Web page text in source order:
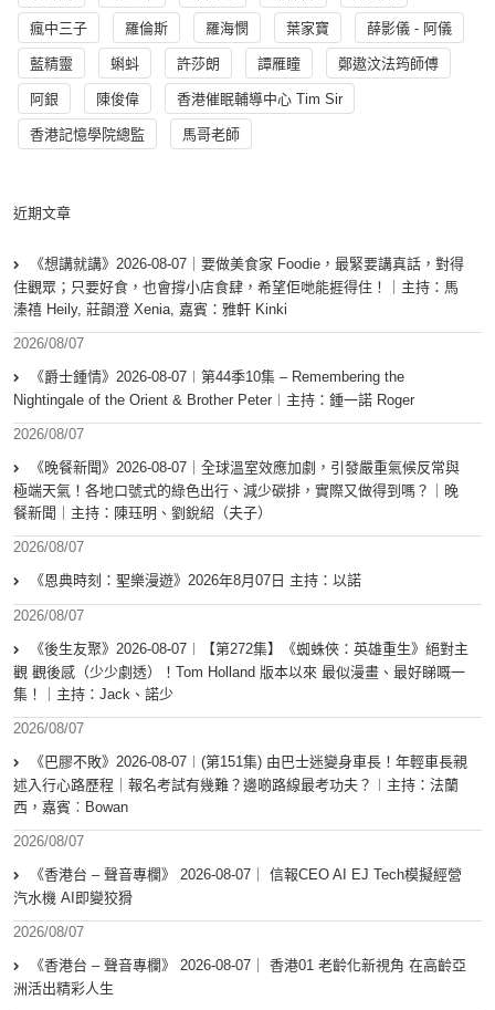
瘋中三子 羅倫斯 羅海憫 葉家寶 薛影儀 - 阿儀
藍精靈 蝌蚪 許莎朗 譚雁瞳 鄭遨汶法筠師傅
阿銀 陳俊偉 香港催眠輔導中心 Tim Sir
香港記憶學院總監 馬哥老師
近期文章
《想講就講》2026-08-07｜要做美食家 Foodie，最緊要講真話，對得
住觀眾；只要好食，也會撐小店食肆，希望佢哋能捱得住！｜主持：馬
溱禧 Heily, 莊韻澄 Xenia, 嘉賓：雅軒 Kinki
2026/08/07
《爵士鍾情》2026-08-07︱第44季10集 – Remembering the
Nightingale of the Orient & Brother Peter︱主持：鍾一諾 Roger
2026/08/07
《晚餐新聞》2026-08-07｜全球溫室效應加劇，引發嚴重氣候反常與
極端天氣！各地口號式的綠色出行、減少碳排，實際又做得到嗎？｜晚
餐新聞｜主持：陳珏明、劉銳紹（夫子）
2026/08/07
《恩典時刻：聖樂漫遊》2026年8月07日 主持：以諾
2026/08/07
《後生友聚》2026-08-07︱【第272集】《蜘蛛俠：英雄重生》絕對主
觀 觀後感（少少劇透）！Tom Holland 版本以來 最似漫畫、最好睇嘅一
集！｜主持：Jack、諾少
2026/08/07
《巴膠不敗》2026-08-07︱(第151集) 由巴士迷變身車長！年輕車長親
述入行心路歷程｜報名考試有幾難？邊啲路線最考功夫？︱主持：法蘭
西，嘉賓︰Bowan
2026/08/07
《香港台 – 聲音專欄》 2026-08-07｜ 信報CEO AI EJ Tech模擬經營
汽水機 AI即變狡猾
2026/08/07
《香港台 – 聲音專欄》 2026-08-07｜ 香港01 老齡化新視角 在高齡亞
洲活出精彩人生